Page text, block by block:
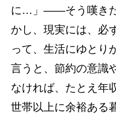
に…」――そう嘆きた
かし、現実には、必
って、生活にゆとり
言うと、節約の意識
なければ、たとえ年
世帯以上に余裕ある